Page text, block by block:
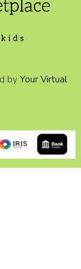
by Your Virtual